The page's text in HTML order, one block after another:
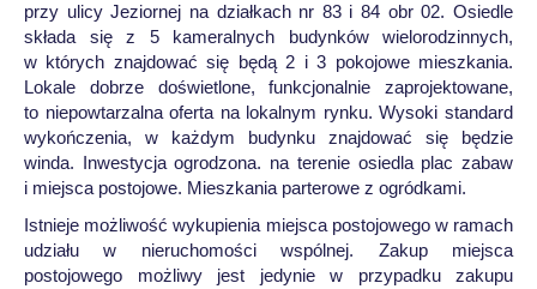
przy ulicy Jeziornej na działkach nr 83 i 84 obr 02. Osiedle
składa się z 5 kameralnych budynków wielorodzinnych,
w których znajdować się będą 2 i 3 pokojowe mieszkania.
Lokale dobrze doświetlone, funkcjonalnie zaprojektowane,
to niepowtarzalna oferta na lokalnym rynku. Wysoki standard
wykończenia, w każdym budynku znajdować się będzie
winda. Inwestycja ogrodzona. na terenie osiedla plac zabaw
i miejsca postojowe. Mieszkania parterowe z ogródkami.
Istnieje możliwość wykupienia miejsca postojowego w ramach
udziału w nieruchomości wspólnej. Zakup miejsca
postojowego możliwy jest jedynie w przypadku zakupu